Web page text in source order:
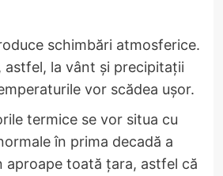
schimbări atmosferice.
astfel, la vânt și precipitații
vor scădea ușor.
termice se vor situa cu
în prima decadă a
aproape toată țara, astfel că